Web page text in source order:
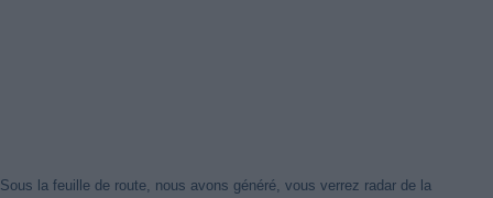
Sous la feuille de route, nous avons généré, vous verrez radar de la